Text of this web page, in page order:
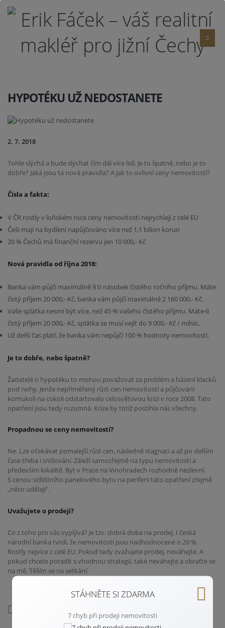
HYPOTÉKU UŽ NEDOSTANETE
2. 7. 2018
Tohle slýchá a bude slýchat čím dál více lidí. Je to špatně, nebo je to
dobře? Jaká jsou ta nová pravidla? A jak to ovlivní ceny nemovitostí?
Čísla a fakta:
V ČR rostly v loňském roce ceny nemovitostí nejrychleji z celé EU
Češi mají na bydlení napůjčováno více než 1,1 bilion korun
20 % Čechů má finanční rezervu jen 10 000,- Kč
Nová pravidla od října 2018:
Banka vám půjčí maximálně 9 ti násobek čistého ročního příjmu. Máte
čistý příjem 20 000,- Kč, banka vám půjčí maximálně 2 160 000,- Kč.
Vaše splátka nesmí být více, než 45 % vašeho čistého příjmu. Máte-li
čistý příjem 20 000,- Kč, splátka se musí vejít do 9 000,- Kč / měsíc.
Už delší čas platí, že banka vám nepůjčí 100 % hodnoty nemovitosti.
Je to dobře, nebo špatně?
Žadatelé o hypotéku to mohou považovat za problém a házení klacků
pod nohy. Jenže nepřiměřený růst cen nemovitostí a půjčování
komukoli na cokoli odstartovalo celosvětovou krizi v roce 2008. Tato
opatření jsou tedy rozumná. Krize by totiž postihla nás všechny.
Propadnou se ceny nemovitostí?
Ne. Lze očekávat pomalejší růst cen, následně stagnaci a až po delším
čase třeba i snižování. Záleží samozřejmě na typu nemovitosti a
především lokalitě. Byt v Praze na Vinohradech rozhodně nezlevní.
S cenou sídlištního panelového bytu na periferii tato opatření zřejmě
„něco udělají“.
Uvažujete o prodeji?
Co z toho pro vás vyplývá? Je tzv. dobrá doba na prodej. I česká
národní banka tvrdí, že nemovitosti jsou nadhodnocené o 20 %.
Rostly nejvíce z celé EU. Pokud tedy zvažujete prodej, neváhejte. A
pokud chcete poradit s vhodnou strategií, také neváhejte a obraťte se
na mě. Těším se na setkání.
STÁHNĚTE SI ZDARMA
7 chyb při prodeji nemovitosti